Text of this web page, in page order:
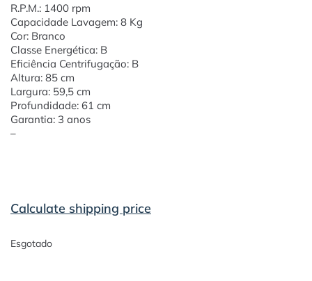
R.P.M.: 1400 rpm
Capacidade Lavagem: 8 Kg
Cor: Branco
Classe Energética: B
Eficiência Centrifugação: B
Altura: 85 cm
Largura: 59,5 cm
Profundidade: 61 cm
Garantia: 3 anos
–
Calculate shipping price
Esgotado